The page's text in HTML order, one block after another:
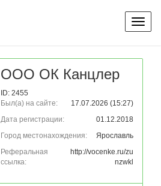
ООО ОК Канцлер
ID: 2455
Был(а) на сайте:
17.07.2026 (15:27)
Дата регистрации:
01.12.2018
Город местонахождения:
Ярославль
Реферальная
ссылка:
http://vocenke.ru/zu
nzwkl